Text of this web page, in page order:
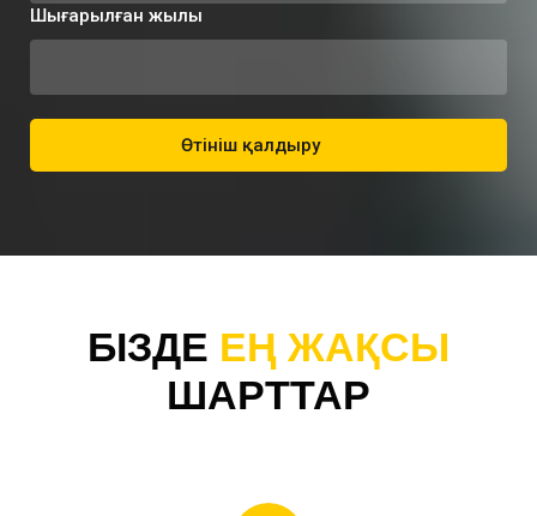
Шығарылған жылы
Өтініш қалдыру
БІЗДЕ ЕҢ ЖАҚСЫ
ШАРТТАР